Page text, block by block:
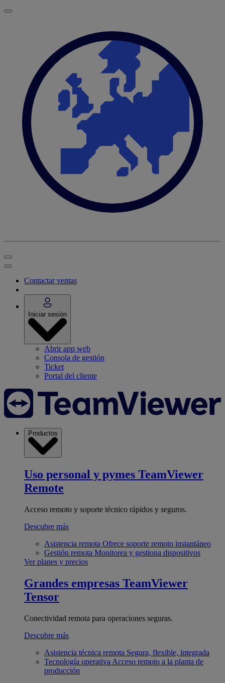
Contactar ventas
Iniciar sesión
Abrir app web
Consola de gestión
Ticket
Portal del cliente
Productos
Uso personal y pymes TeamViewer
Remote
Acceso remoto y soporte técnico rápidos y seguros.
Descubre más
Asistencia remota Ofrece soporte remoto instantáneo
Gestión remota Monitorea y gestiona dispositivos
Ver planes y precios
Grandes empresas TeamViewer
Tensor
Conectividad remota para operaciones seguras.
Descubre más
Asistencia técnica remota Segura, flexible, integrada
Tecnología operativa Acceso remoto a la planta de
producción